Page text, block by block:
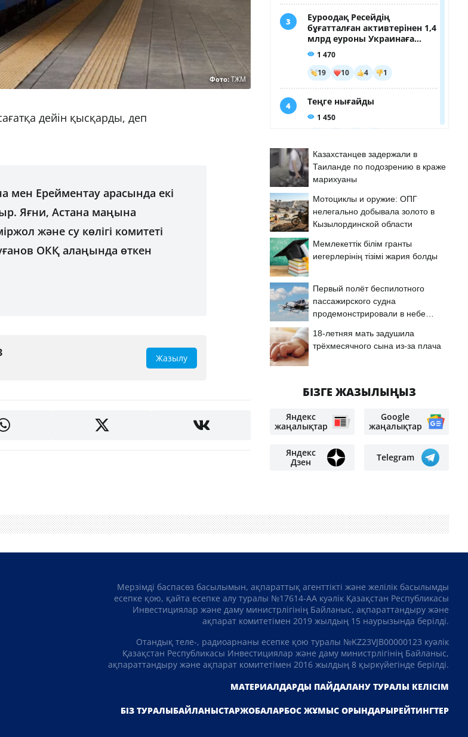
Фото:ТЖМ
дейін қысқарды, деп
мен Ерейментау арасында екі
Яғни, Астана маңына
және су көлігі комитеті
ОКҚ алаңында өткен
Жазылу
Казахстанцев задержали в
Таиланде по подозрению в краже
марихуаны
Мотоциклы и оружие: ОПГ
нелегально добывала золото в
Кызылординской области
Мемлекеттік білім гранты
иегерлерінің тізімі жария болды
Первый полёт беспилотного
пассажирского судна
продемонстрировали в небе
18-летняя мать задушила
трёхмесячного сына из-за плача
БІЗГЕ ЖАЗЫЛЫҢЫЗ
Яндекс
жаңалықтар
Google
жаңалықтар
Яндекс
Дзен
Telegram
Мерзімді баспасөз басылымын, ақпараттық агенттікті және желілік басылымды
есепке қою, қайта есепке алу туралы №17614-АА куәлік Қазақстан Республикасы
Инвестициялар және даму министрлігінің Байланыс, ақпараттандыру және
ақпарат комитетімен 2019 жылдың 15 наурызында берілді.
Отандық теле-, радиоарнаны есепке қою туралы №KZ23VJB00000123 куәлік
Қазақстан Республикасы Инвестициялар және даму министрлігінің Байланыс,
ақпараттандыру және ақпарат комитетімен 2016 жылдың 8 қыркүйегінде берілді.
МАТЕРИАЛДАРДЫ ПАЙДАЛАНУ ТУРАЛЫ КЕЛІСІМ
БІЗ ТУРАЛЫБАЙЛАНЫСТАРЖОБАЛАРБОС ЖҰМЫС ОРЫНДАРЫРЕЙТИНГТЕР